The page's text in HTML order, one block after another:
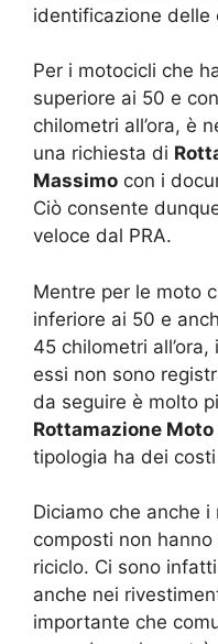
identificazione delle
Per i motocicli che
superiore ai 50 e
chilometri all’ora, è
una richiesta di
Massimo con i
Ciò consente
veloce dal PRA.
Mentre per le moto
inferiore ai 50 e
45 chilometri all’ora,
essi non sono
da seguire è molto
Rottamazione
tipologia ha dei
Diciamo che anche
composti non
riciclo. Ci sono
anche nei
importante che